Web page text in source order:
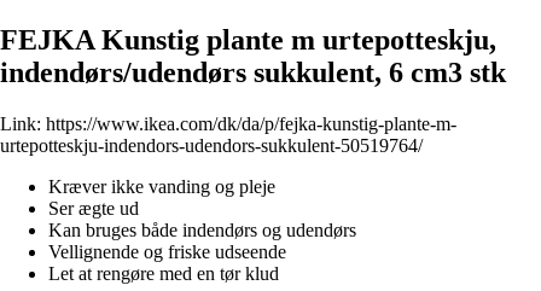
FEJKA Kunstig plante m urtepotteskju,
indendørs/udendørs sukkulent, 6 cm3 stk
Link: https://www.ikea.com/dk/da/p/fejka-kunstig-plante-m-
urtepotteskju-indendors-udendors-sukkulent-50519764/
Kræver ikke vanding og pleje
Ser ægte ud
Kan bruges både indendørs og udendørs
Vellignende og friske udseende
Let at rengøre med en tør klud